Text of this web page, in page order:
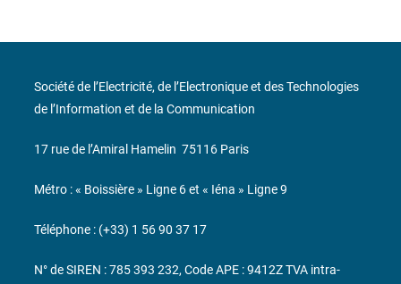
Société de l’Electricité, de l’Electronique et des Technologies
de l’Information et de la Communication
17 rue de l’Amiral Hamelin 75116 Paris
Métro : « Boissière » Ligne 6 et « Iéna » Ligne 9
Téléphone : (+33) 1 56 90 37 17
N° de SIREN : 785 393 232, Code APE : 9412Z TVA intra-